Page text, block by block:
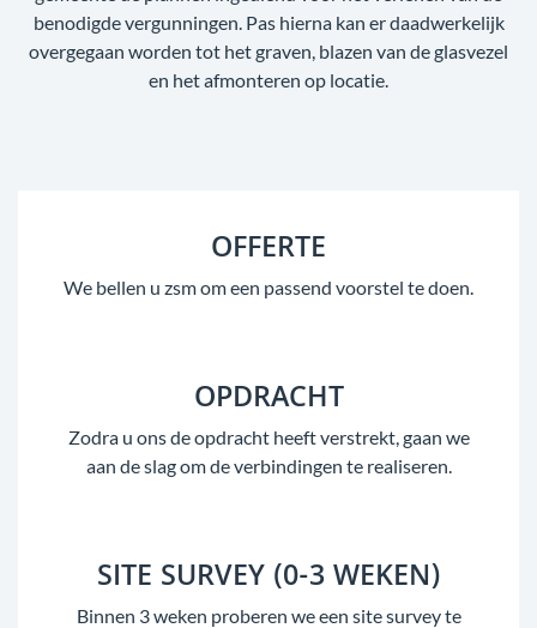
benodigde vergunningen. Pas hierna kan er daadwerkelijk
overgegaan worden tot het graven, blazen van de glasvezel
en het afmonteren op locatie.
OFFERTE
We bellen u zsm om een passend voorstel te doen.
OPDRACHT
Zodra u ons de opdracht heeft verstrekt, gaan we
aan de slag om de verbindingen te realiseren.
SITE SURVEY (0-3 WEKEN)
Binnen 3 weken proberen we een site survey te